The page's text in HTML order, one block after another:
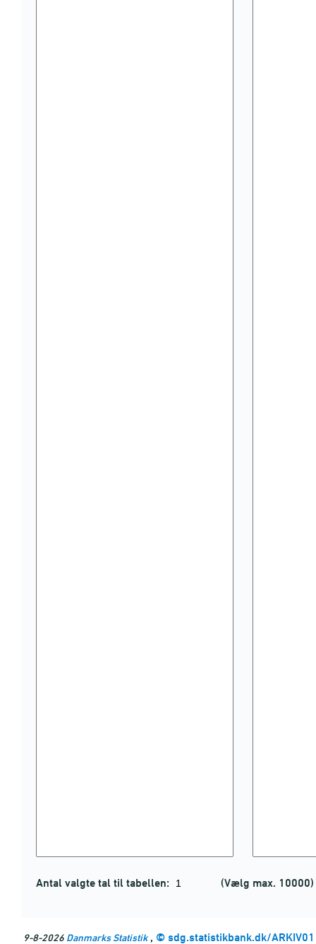
Antal valgte tal til tabellen: (Vælg max. 10000)
9-8-2026 Danmarks Statistik, © sdg.statistikbank.dk/ARKIV01